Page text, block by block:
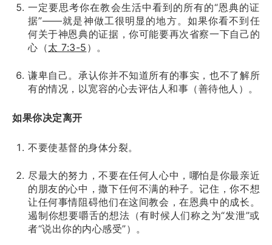
一定要思考你在教会生活中看到的所有的“恩典的证
据”——就是神做工很明显的地方。如果你看不到任
何关于神恩典的证据，你可能要再次省察一下自己的
心（太 7:3-5 ）。
谦卑自己。承认你并不知道所有的事实，也不了解所
有的情况，以宽容的心去评估人和事（善待他人）。
如果你决定离开
不要使基督的身体分裂。
尽最大的努力，不要在任何人心中，哪怕是你最亲近
的朋友的心中，撒下任何不满的种子。记住，你不想
让任何事情阻碍他们在这间教会，在恩典中的成长。
遏制你想要嚼舌的想法（有时候人们称之为“发泄”或
者“说出你的内心感受”）。